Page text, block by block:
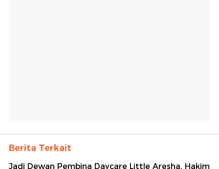
Berita Terkait
Jadi Dewan Pembina Daycare Little Aresha, Hakim